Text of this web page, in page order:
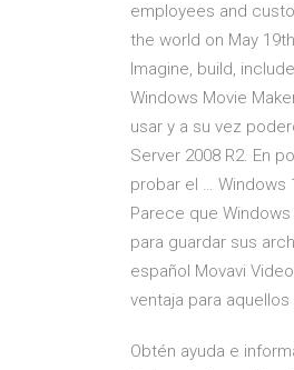
employees and
the world on May
Imagine, build,
Windows Movie
usar y a su vez
Server 2008 R2. En
probar el … Windows
Parece que
para guardar sus
español Movavi
ventaja para
Obtén ayuda e